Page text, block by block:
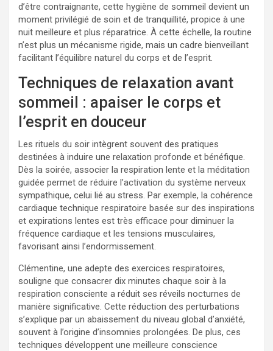
d’être contraignante, cette hygiène de sommeil devient un
moment privilégié de soin et de tranquillité, propice à une
nuit meilleure et plus réparatrice. À cette échelle, la routine
n’est plus un mécanisme rigide, mais un cadre bienveillant
facilitant l’équilibre naturel du corps et de l’esprit.
Techniques de relaxation avant
sommeil : apaiser le corps et
l’esprit en douceur
Les rituels du soir intègrent souvent des pratiques
destinées à induire une relaxation profonde et bénéfique.
Dès la soirée, associer la respiration lente et la méditation
guidée permet de réduire l’activation du système nerveux
sympathique, celui lié au stress. Par exemple, la cohérence
cardiaque technique respiratoire basée sur des inspirations
et expirations lentes est très efficace pour diminuer la
fréquence cardiaque et les tensions musculaires,
favorisant ainsi l’endormissement.
Clémentine, une adepte des exercices respiratoires,
souligne que consacrer dix minutes chaque soir à la
respiration consciente a réduit ses réveils nocturnes de
manière significative. Cette réduction des perturbations
s’explique par un abaissement du niveau global d’anxiété,
souvent à l’origine d’insomnies prolongées. De plus, ces
techniques développent une meilleure conscience